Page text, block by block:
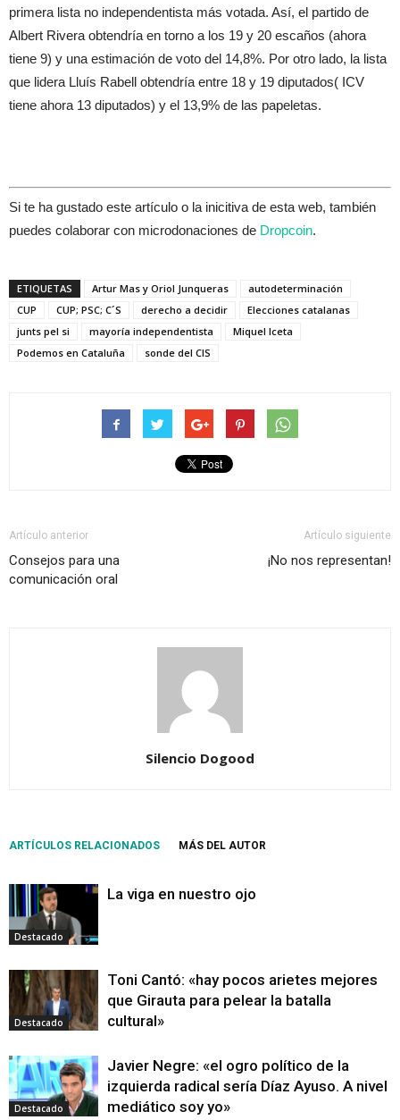
primera lista no independentista más votada. Así, el partido de
Albert Rivera obtendría en torno a los 19 y 20 escaños (ahora
tiene 9) y una estimación de voto del 14,8%. Por otro lado, la lista
que lidera Lluís Rabell obtendría entre 18 y 19 diputados( ICV
tiene ahora 13 diputados) y el 13,9% de las papeletas.
Si te ha gustado este artículo o la inicitiva de esta web, también
puedes colaborar con microdonaciones de Dropcoin.
ETIQUETAS Artur Mas y Oriol Junqueras
autodeterminación
CUP
CUP; PSC; C´S derecho a decidir
Elecciones catalanas
junts pel si
mayoría independentista
Miquel Iceta
Podemos en Cataluña
sonde del CIS
Artículo anterior
Consejos para una
comunicación oral
Artículo siguiente
¡No nos representan!
Silencio Dogood
ARTÍCULOS RELACIONADOS MÁS DEL AUTOR
Destacado
La viga en nuestro ojo
Destacado
Toni Cantó: «hay pocos arietes mejores
que Girauta para pelear la batalla
cultural»
Destacado
Javier Negre: «el ogro político de la
izquierda radical sería Díaz Ayuso. A nivel
mediático soy yo»